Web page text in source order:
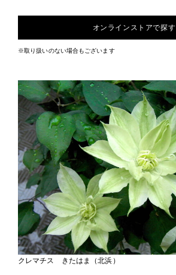
オンラインストアで探す
※取り扱いのない場合もございます
クレマチス きたはま（北浜）